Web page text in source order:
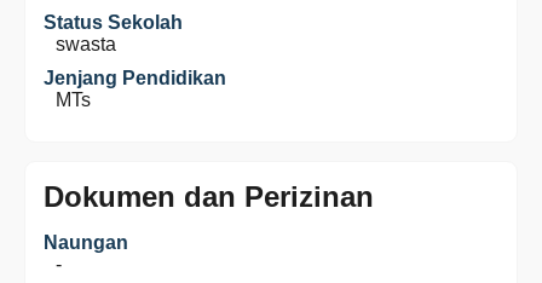
Status Sekolah
swasta
Jenjang Pendidikan
MTs
Dokumen dan Perizinan
Naungan
-